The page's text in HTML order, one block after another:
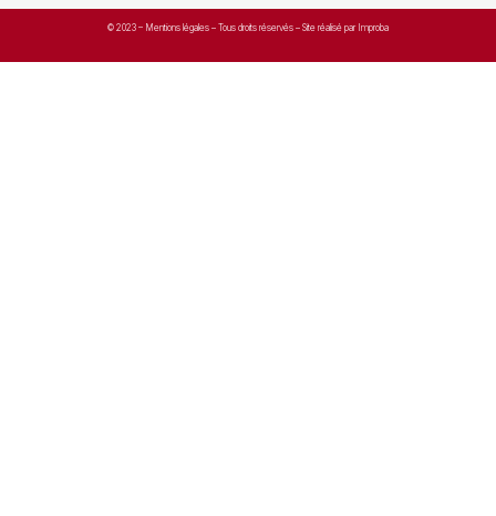
© 2023 – Mentions légales – Tous droits réservés – Site réalisé par Improba